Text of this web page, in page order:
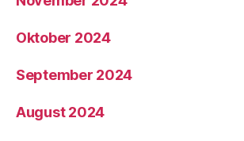
Oktober 2024
September 2024
August 2024